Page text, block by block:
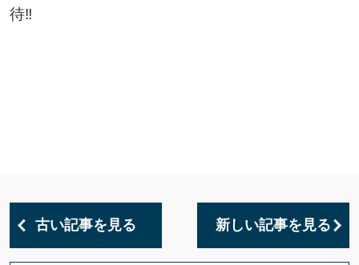
待‼
古い記事を見る 新しい記事を見る